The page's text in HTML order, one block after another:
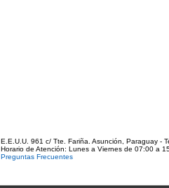
E.E.U.U. 961 c/ Tte. Fariña. Asunción, Paraguay -
Horario de Atención: Lunes a Viernes de 07:00 a
Preguntas Frecuentes